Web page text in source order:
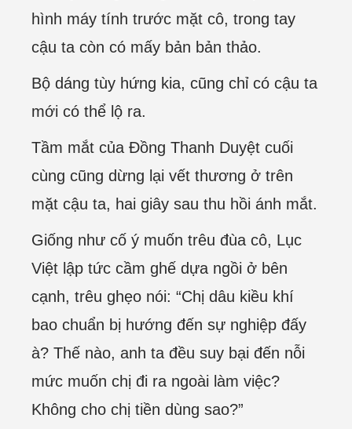
hình máy tính trước mặt cô, trong tay
cậu ta còn có mấy bản bản thảo.
Bộ dáng tùy hứng kia, cũng chỉ có cậu ta
mới có thể lộ ra.
Tầm mắt của Đồng Thanh Duyệt cuối
cùng cũng dừng lại vết thương ở trên
mặt cậu ta, hai giây sau thu hồi ánh mắt.
Giống như cố ý muốn trêu đùa cô, Lục
Việt lập tức cầm ghế dựa ngồi ở bên
cạnh, trêu ghẹo nói: “Chị dâu kiều khí
bao chuẩn bị hướng đến sự nghiệp đấy
à? Thế nào, anh ta đều suy bại đến nỗi
mức muốn chị đi ra ngoài làm việc?
Không cho chị tiền dùng sao?”